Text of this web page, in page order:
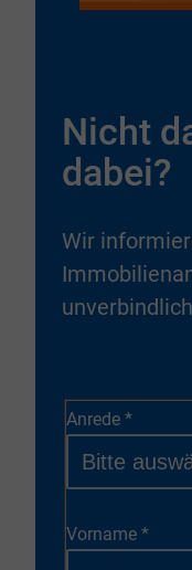
Nicht
dabei?
Wir
Anrede *
Vorname *